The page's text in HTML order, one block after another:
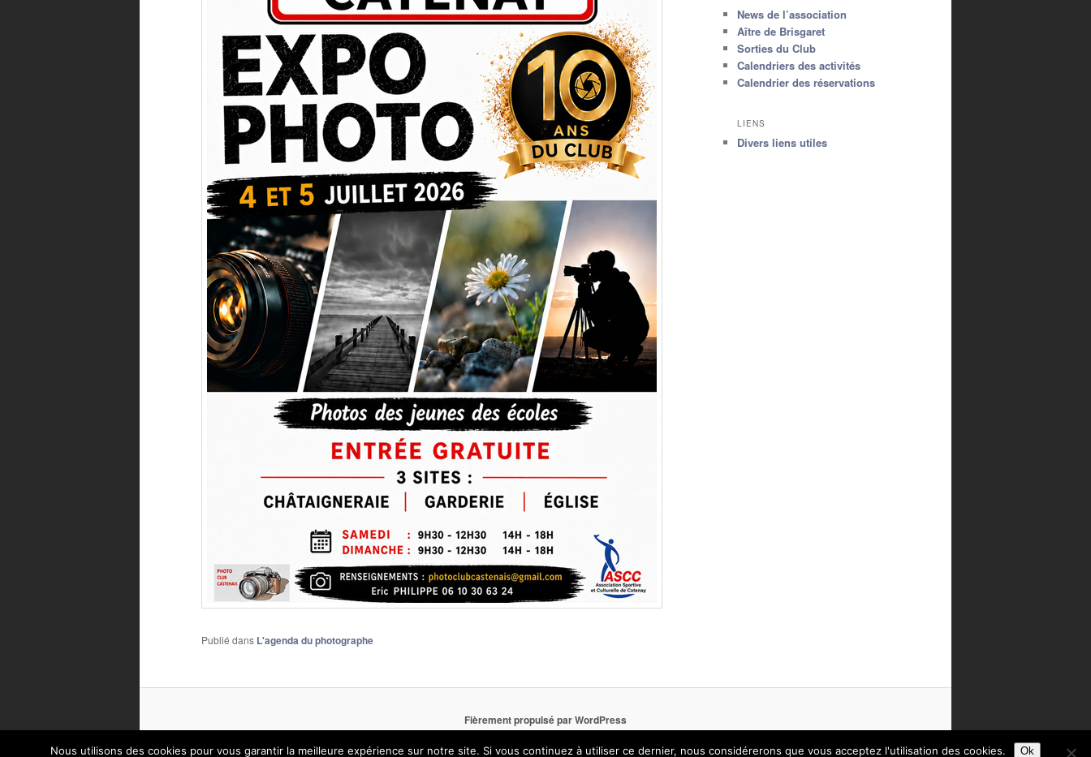
Publié dans L'agenda du photographe
News de l’association
Aître de Brisgaret
Sorties du Club
Calendriers des activités
Calendrier des réservations
LIENS
Divers liens utiles
Fièrement propulsé par WordPress
Nous utilisons des cookies pour vous garantir la meilleure expérience sur notre site. Si vous continuez à utiliser ce dernier, nous considérerons que vous acceptez l'utilisation des cookies. Ok